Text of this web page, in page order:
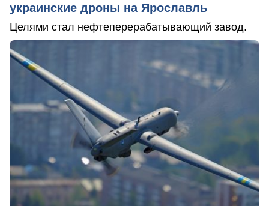
украинские дроны на Ярославль
Целями стал нефтеперерабатывающий завод.